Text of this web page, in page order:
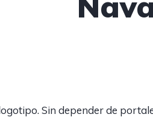
Sin depender de